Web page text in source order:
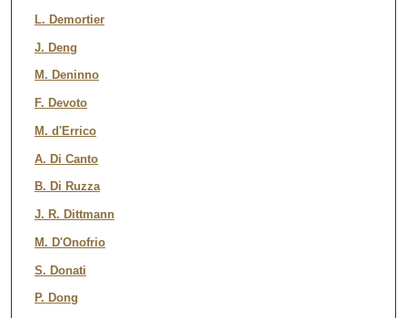
L. Demortier
J. Deng
M. Deninno
F. Devoto
M. d'Errico
A. Di Canto
B. Di Ruzza
J. R. Dittmann
M. D'Onofrio
S. Donati
P. Dong